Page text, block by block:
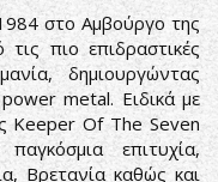
στο Αμβούργο της
πιο επιδραστικές
δημιουργώντας
metal. Ειδικά με
Keeper Of The Seven
επιτυχία,
Βρετανία καθώς και